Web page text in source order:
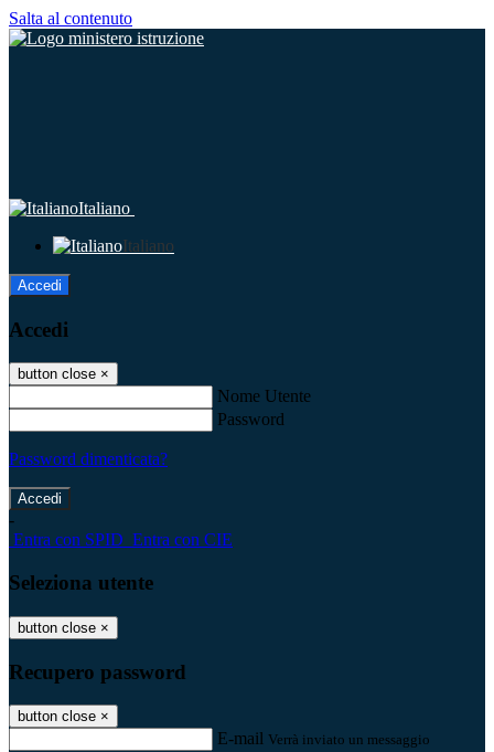
Salta al contenuto
Italiano
Italiano
Accedi
Accedi
button close ×
Nome Utente
Password
Password dimenticata?
-
Entra con SPID Entra con CIE
Seleziona utente
button close ×
Recupero password
button close ×
E-mail Verrà inviato un messaggio